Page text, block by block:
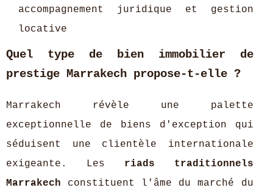
accompagnement juridique et gestion
locative
Quel type de bien immobilier de
prestige Marrakech propose-t-elle ?
Marrakech révèle une palette
exceptionnelle de biens d'exception qui
séduisent une clientèle internationale
exigeante. Les riads traditionnels
Marrakech constituent l'âme du marché du